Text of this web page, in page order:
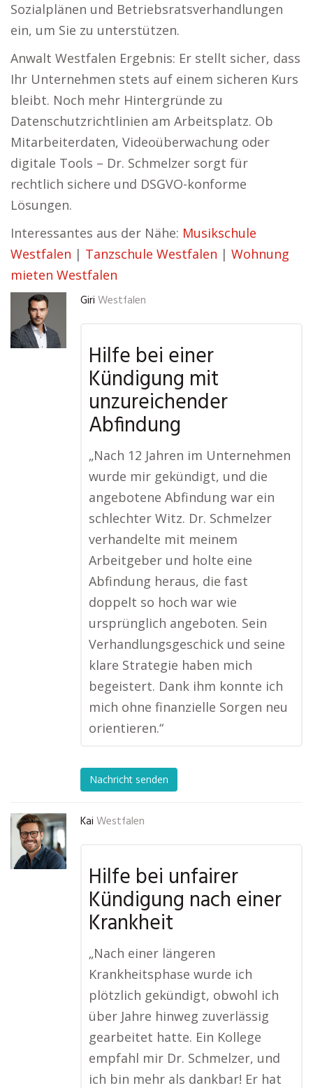
Sozialplänen und Betriebsratsverhandlungen
ein, um Sie zu unterstützen.
Anwalt Westfalen Ergebnis: Er stellt sicher, dass
Ihr Unternehmen stets auf einem sicheren Kurs
bleibt. Noch mehr Hintergründe zu
Datenschutzrichtlinien am Arbeitsplatz. Ob
Mitarbeiterdaten, Videoüberwachung oder
digitale Tools – Dr. Schmelzer sorgt für
rechtlich sichere und DSGVO-konforme
Lösungen.
Interessantes aus der Nähe: Musikschule
Westfalen | Tanzschule Westfalen | Wohnung
mieten Westfalen
Giri Westfalen
Hilfe bei einer
Kündigung mit
unzureichender
Abfindung
„Nach 12 Jahren im Unternehmen
wurde mir gekündigt, und die
angebotene Abfindung war ein
schlechter Witz. Dr. Schmelzer
verhandelte mit meinem
Arbeitgeber und holte eine
Abfindung heraus, die fast
doppelt so hoch war wie
ursprünglich angeboten. Sein
Verhandlungsgeschick und seine
klare Strategie haben mich
begeistert. Dank ihm konnte ich
mich ohne finanzielle Sorgen neu
orientieren.“
Nachricht senden
Kai Westfalen
Hilfe bei unfairer
Kündigung nach einer
Krankheit
„Nach einer längeren
Krankheitsphase wurde ich
plötzlich gekündigt, obwohl ich
über Jahre hinweg zuverlässig
gearbeitet hatte. Ein Kollege
empfahl mir Dr. Schmelzer, und
ich bin mehr als dankbar! Er hat